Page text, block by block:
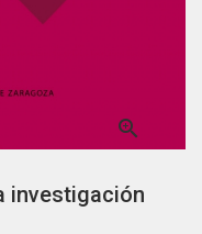

investigación